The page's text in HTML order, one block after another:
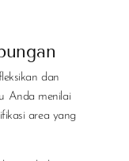
dan
Anda menilai
area yang